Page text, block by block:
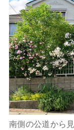
南側の公道から